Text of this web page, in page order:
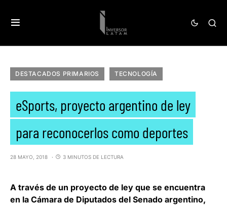
DESTACADOS PRIMARIOS TECNOLOGÍA
eSports, proyecto argentino de ley
para reconocerlos como deportes
28 MAYO, 2018 3 MINUTOS DE LECTURA
A través de un proyecto de ley que se encuentra
en la Cámara de Diputados del Senado argentino,